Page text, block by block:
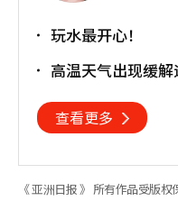
玩水最开心！
高温天气出现缓
查看更多
《 亚洲日报 》 所有作品受版